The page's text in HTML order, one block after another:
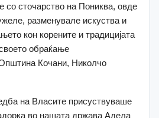
со сточарство на Пониква, овде
разменувале искуства и
кон корените и традицијата
обраќање
Кочани, Николчо
на Власите присуствуваше
во нашата држава Адела